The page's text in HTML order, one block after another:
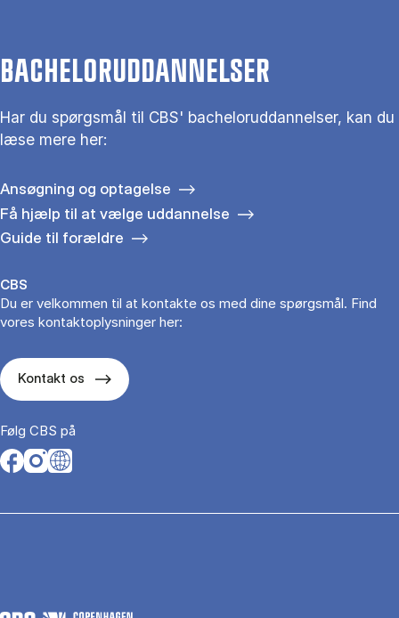
BACHELORUDDANNELSER
Har du spørgsmål til CBS' bacheloruddannelser, kan du
læse mere her:
Ansøgning og optagelse
Få hjælp til at vælge uddannelse
Guide til forældre
CBS
Du er velkommen til at kontakte os med dine spørgsmål. Find
vores kontaktoplysninger her:
Kontakt os
Følg CBS på
Opens in a new tab
Opens in a new tab
Opens in a new tab